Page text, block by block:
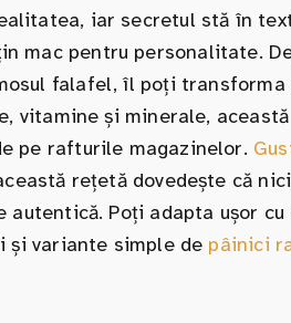
iar secretul stă în
mac pentru personalitate.
falafel, îl poți
vitamine și minerale, această
pe rafturile magazinelor.
rețetă dovedește că
Poți adapta ușor cu
și variante simple de pâinici